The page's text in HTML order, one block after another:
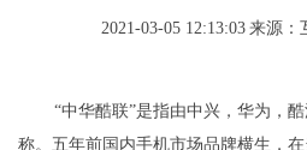
2021-03-05 12:13:03 来源：
“中华酷联”是指由中兴，华为，
称。五年前国内手机市场品牌横生，